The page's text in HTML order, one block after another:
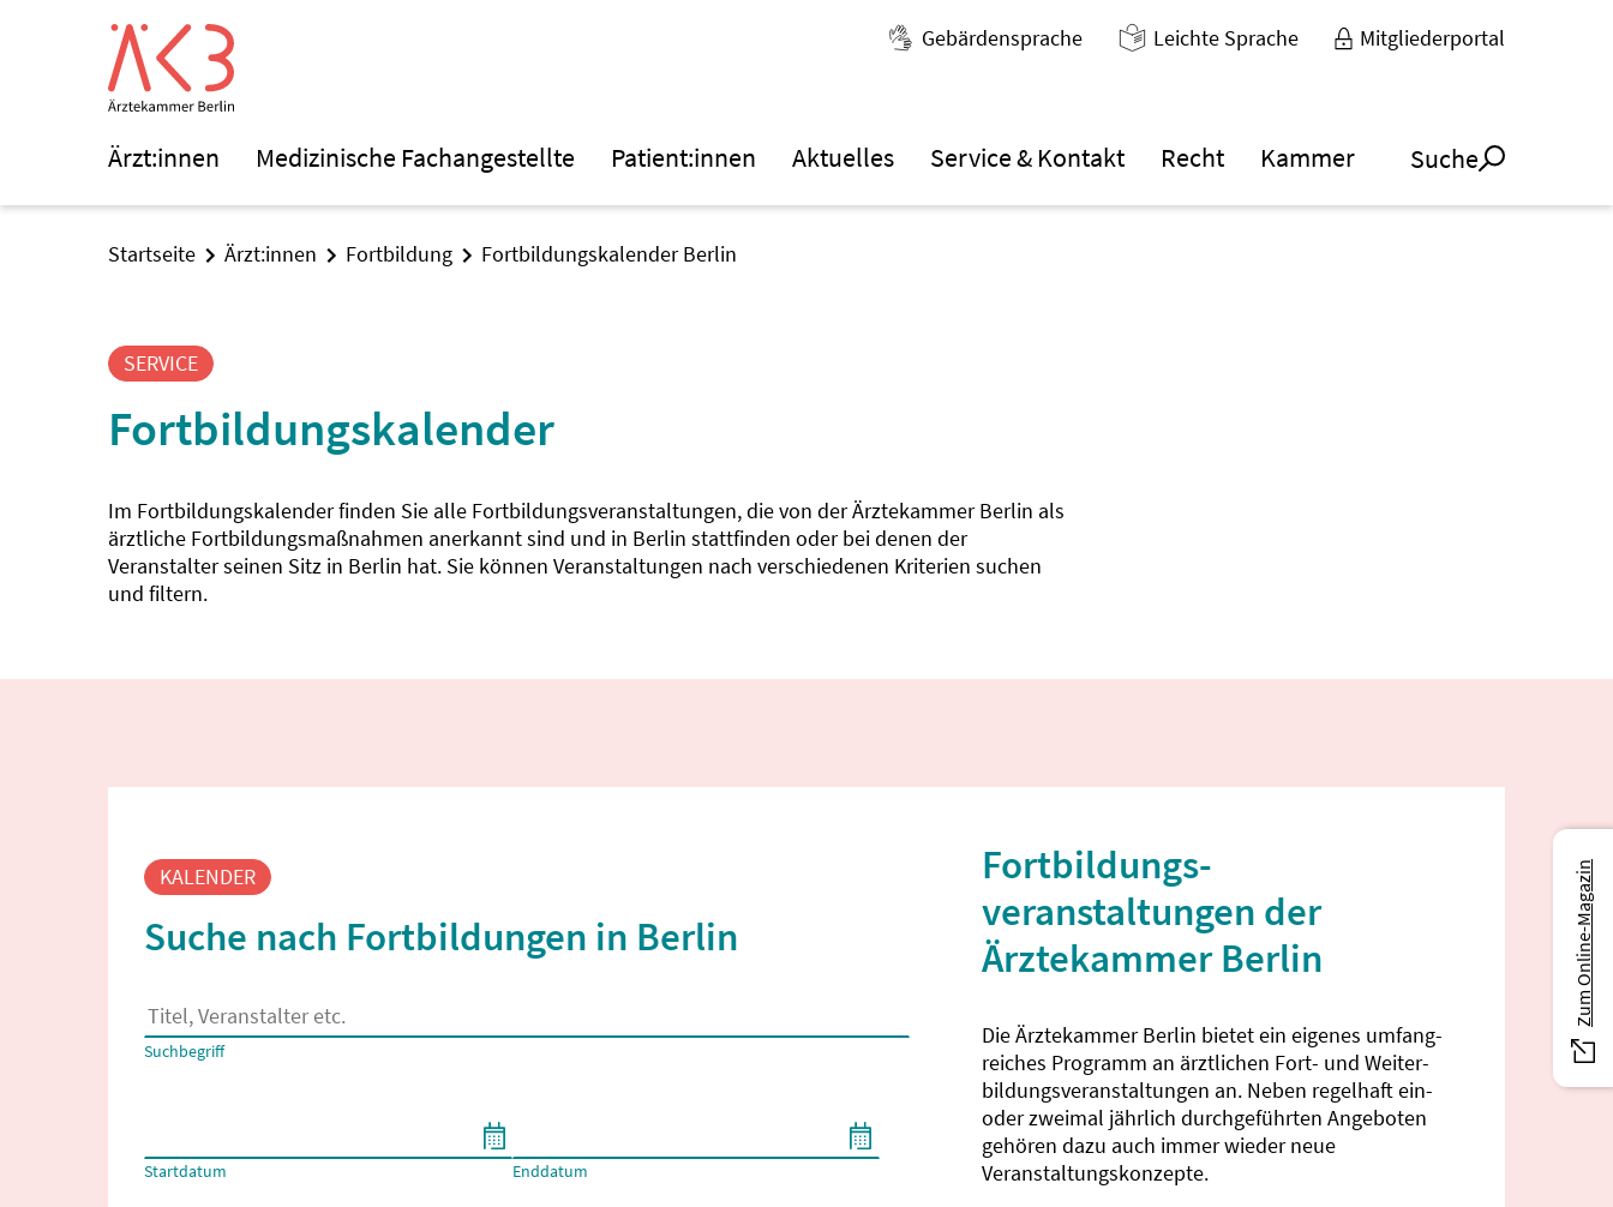
Gebärdensprache Leichte Sprache Mitgliederportal
Ärzt:innen Medizinische Fachangestellte Patient:innen Aktuelles Service & Kontakt Recht Kammer Suche
Startseite Ärzt:innen Fortbildung Fortbildungskalender Berlin
SERVICE
Fortbildungskalender
Im Fortbildungskalender finden Sie alle Fortbildungsveranstaltungen, die von der Ärztekammer Berlin als
ärztliche Fortbildungsmaßnahmen anerkannt sind und in Berlin stattfinden oder bei denen der
Veranstalter seinen Sitz in Berlin hat. Sie können Veranstaltungen nach verschiedenen Kriterien suchen
und filtern.
KALENDER
Suche nach Fortbildungen in Berlin
Es erscheinen Suchvorschläge, wenn mindestens 2 Zeichen eingegeben wurden.
Suchbegriff
Startdatum Enddatum
Fortbildungs­
veranstaltungen der
Ärztekammer Berlin
Die Ärztekammer Berlin bietet ein eigenes umfang­
reiches Programm an ärztlichen Fort- und Weiter­
bildungs­veranstaltungen an. Neben regelhaft ein-
oder zweimal jährlich durch­geführten Angeboten
gehören dazu auch immer wieder neue
Veranstaltungs­konzepte.
Zum Online-Magazin